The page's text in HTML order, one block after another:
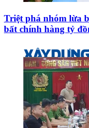
Triệt phá nhóm lừa
bất chính hàng tỷ